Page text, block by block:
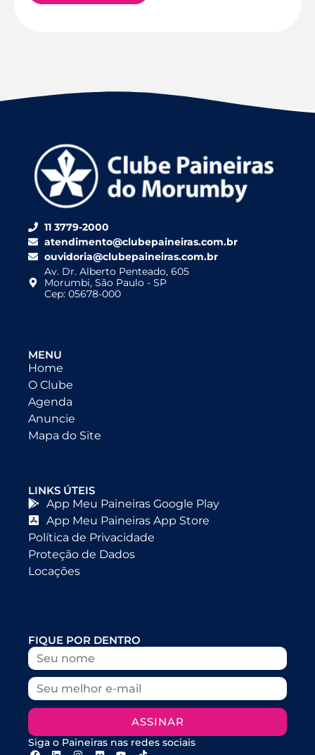
11 3779-2000
atendimento@clubepaineiras.com.br
ouvidoria@clubepaineiras.com.br
Av. Dr. Alberto Penteado, 605
Morumbi, São Paulo - SP
Cep: 05678-000
MENU
Home
O Clube
Agenda
Anuncie
Mapa do Site
LINKS ÚTEIS
App Meu Paineiras Google Play
App Meu Paineiras App Store
Política de Privacidade
Proteção de Dados
Locações
FIQUE POR DENTRO
ASSINAR
Siga o Paineiras nas redes sociais